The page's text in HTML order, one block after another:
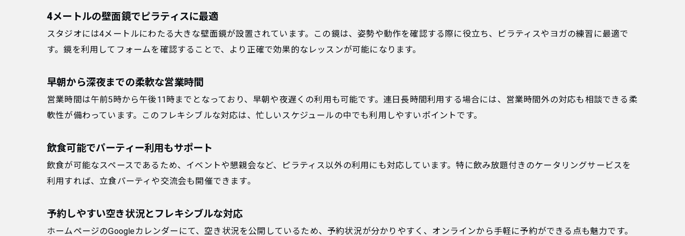
4メートルの壁面鏡でピラティスに最適
スタジオには4メートルにわたる大きな壁面鏡が設置されています。この鏡は、姿勢や動作を確認する際に役立ち、ピラティスやヨガの練習に最適で
す。鏡を利用してフォームを確認することで、より正確で効果的なレッスンが可能になります。
早朝から深夜までの柔軟な営業時間
営業時間は午前5時から午後11時までとなっており、早朝や夜遅くの利用も可能です。連日長時間利用する場合には、営業時間外の対応も相談できる柔
軟性が備わっています。このフレキシブルな対応は、忙しいスケジュールの中でも利用しやすいポイントです。
飲食可能でパーティー利用もサポート
飲食が可能なスペースであるため、イベントや懇親会など、ピラティス以外の利用にも対応しています。特に飲み放題付きのケータリングサービスを
利用すれば、立食パーティや交流会も開催できます。
予約しやすい空き状況とフレキシブルな対応
ホームページのGoogleカレンダーにて、空き状況を公開しているため、予約状況が分かりやすく、オンラインから手軽に予約ができる点も魅力です。